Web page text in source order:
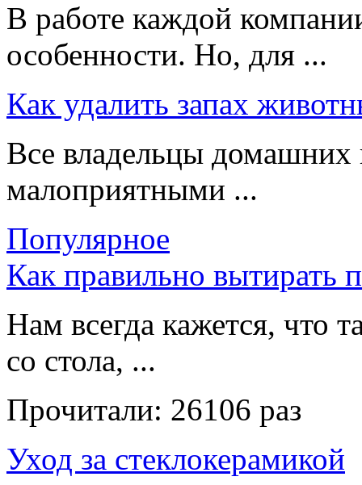
В работе каждой
особенности. Но, для ...
Как удалить запах
Все владельцы домашних
малоприятными ...
Популярное
Как правильно вытирать
Нам всегда кажется, что
со стола, ...
Прочитали: 26106 раз
Уход за стеклокерамикой